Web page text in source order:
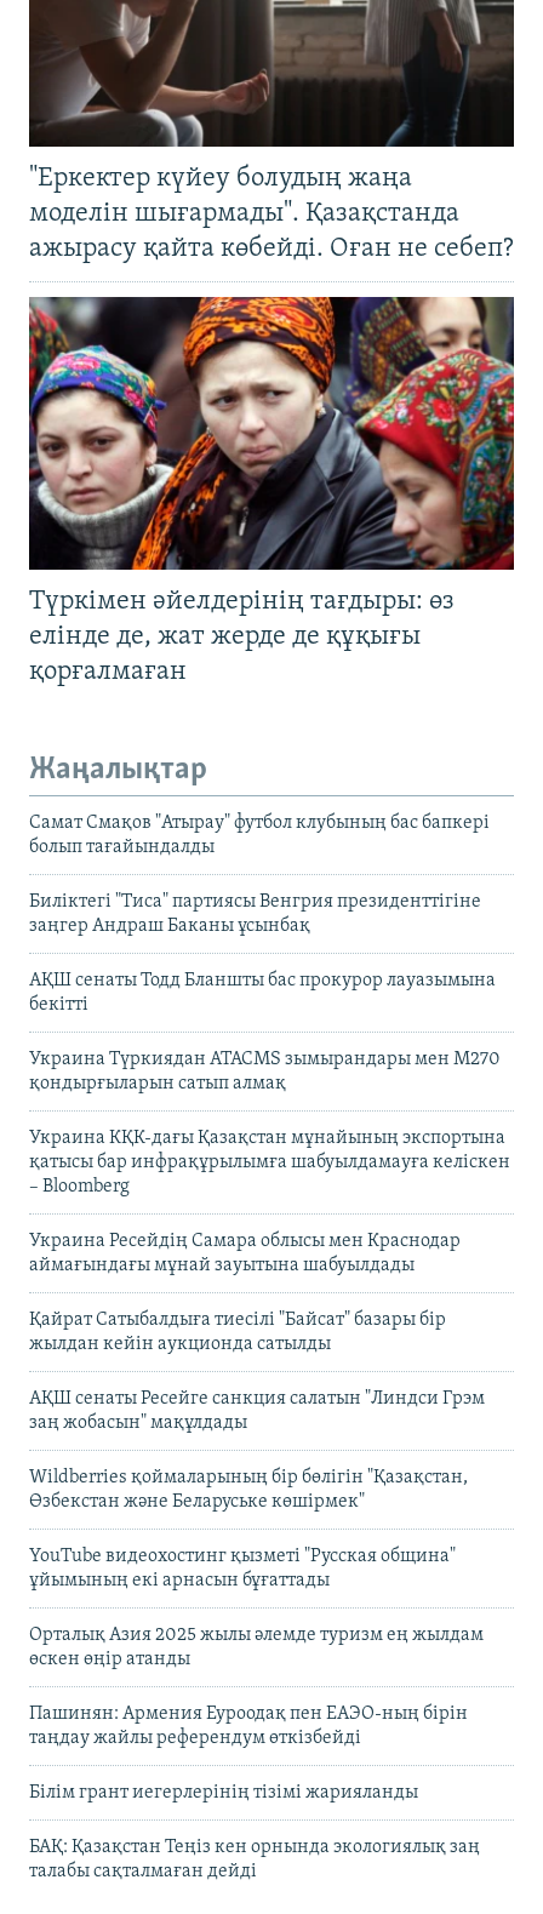
"Еркектер күйеу болудың жаңа
моделін шығармады". Қазақстанда
ажырасу қайта көбейді. Оған не себеп?
Түркімен әйелдерінің тағдыры: өз
елінде де, жат жерде де құқығы
қорғалмаған
Жаңалықтар
Самат Смақов "Атырау" футбол клубының бас бапкері
болып тағайындалды
Биліктегі "Тиса" партиясы Венгрия президенттігіне
заңгер Андраш Баканы ұсынбақ
АҚШ сенаты Тодд Бланшты бас прокурор лауазымына
бекітті
Украина Түркиядан ATACMS зымырандары мен M270
қондырғыларын сатып алмақ
Украина КҚК-дағы Қазақстан мұнайының экспортына
қатысы бар инфрақұрылымға шабуылдамауға келіскен
– Bloomberg
Украина Ресейдің Самара облысы мен Краснодар
аймағындағы мұнай зауытына шабуылдады
Қайрат Сатыбалдыға тиесілі "Байсат" базары бір
жылдан кейін аукционда сатылды
АҚШ сенаты Ресейге санкция салатын "Линдси Грэм
заң жобасын" мақұлдады
Wildberries қоймаларының бір бөлігін "Қазақстан,
Өзбекстан және Беларуське көшірмек"
YouTube видеохостинг қызметі "Русская община"
ұйымының екі арнасын бұғаттады
Орталық Азия 2025 жылы әлемде туризм ең жылдам
өскен өңір атанды
Пашинян: Армения Еуроодақ пен ЕАЭО-ның бірін
таңдау жайлы референдум өткізбейді
Білім грант иегерлерінің тізімі жарияланды
БАҚ: Қазақстан Теңіз кен орнында экологиялық заң
талабы сақталмаған дейді